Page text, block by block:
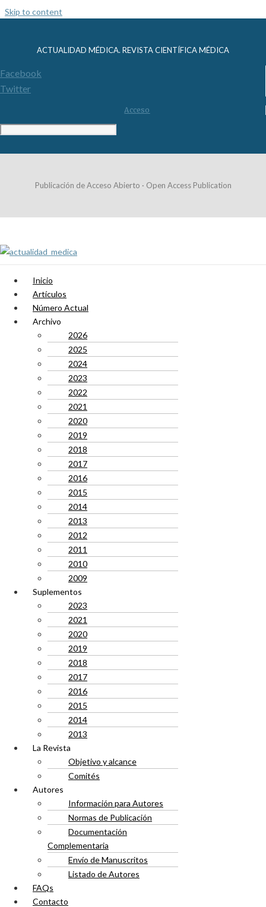
Skip to content
ACTUALIDAD MÉDICA. REVISTA CIENTÍFICA MÉDICA
Facebook
Twitter
Acceso
Publicación de Acceso Abierto · Open Access Publication
Inicio
Artículos
Número Actual
Archivo
2026
2025
2024
2023
2022
2021
2020
2019
2018
2017
2016
2015
2014
2013
2012
2011
2010
2009
Suplementos
2023
2021
2020
2019
2018
2017
2016
2015
2014
2013
La Revista
Objetivo y alcance
Comités
Autores
Información para Autores
Normas de Publicación
Documentación
Complementaria
Envío de Manuscritos
Listado de Autores
FAQs
Contacto